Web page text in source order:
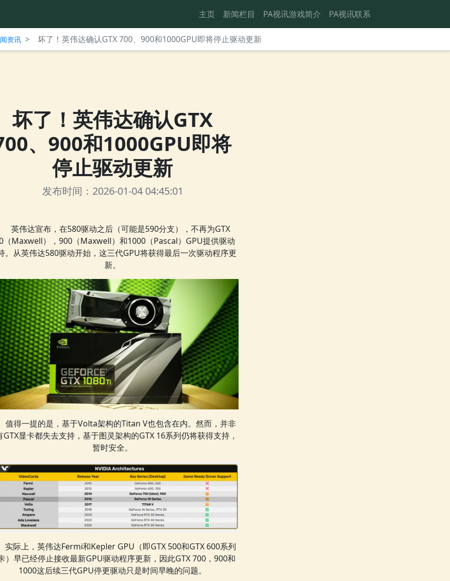
主页 新闻栏目 PA视讯游戏简介 PA视讯联系
资讯 > 坏了！英伟达确认GTX 700、900和1000GPU即将停止驱动更新
坏了！英伟达确认GTX
、900和1000GPU即将
停止驱动更新
发布时间：2026-01-04 04:45:01
英伟达宣布，在580驱动之后（可能是590分支），不再为GTX
（Maxwell），900（Maxwell）和1000（Pascal）GPU提供驱动
。从英伟达580驱动开始，这三代GPU将获得最后一次驱动程序更
新。
值得一提的是，基于Volta架构的Titan V也包含在内。然而，并非
GTX显卡都失去支持，基于图灵架构的GTX 16系列仍将获得支持，
暂时安全。
实际上，英伟达Fermi和Kepler GPU（即GTX 500和GTX 600系列
）早已经停止接收最新GPU驱动程序更新，因此GTX 700，900和
1000这后续三代GPU停更驱动只是时间早晚的问题。